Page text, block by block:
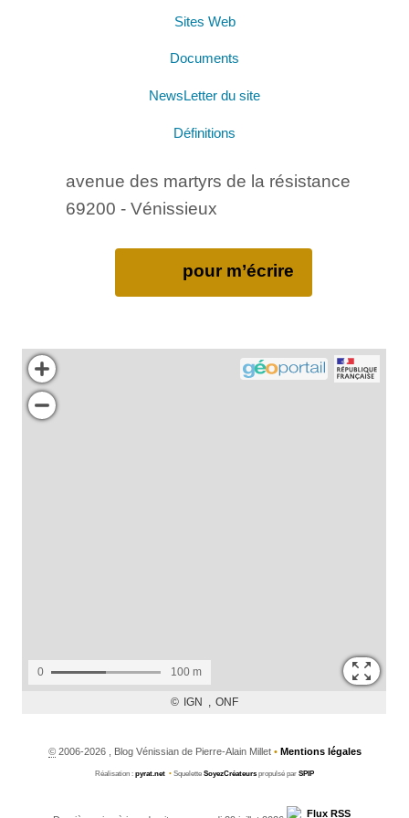
Sites Web
Documents
NewsLetter du site
Définitions
avenue des martyrs de la résistance
69200 - Vénissieux
pour m’écrire
©2006-2026 , Blog Vénissian de Pierre-Alain Millet • Mentions légales
Réalisation : pyrat.net • Squelette SoyezCréateurs propulsé par SPIP